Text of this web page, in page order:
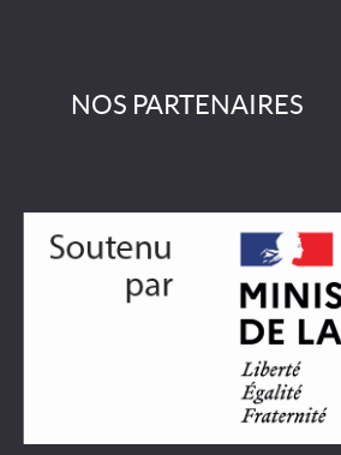
NOS PARTENAIRES